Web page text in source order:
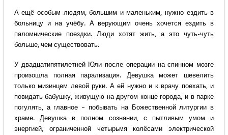
А ещё особым людям, большим и маленьким, нужно ездить в
больницу и на учёбу. А верующим очень хочется ездить в
паломнические поездки. Люди хотят жить, а это чуть-чуть
больше, чем существовать.
У двадцатипятилетней Юли после операции на спинном мозге
произошла полная парализация. Девушка может шевелить
только мизинцем левой руки. А ей нужно и к врачу поехать, и
повидать бабушку, живущую на другом конце города, и в парке
погулять, а главное – побывать на Божественной литургии в
храме. Девушка в полном сознании, с пытливым умом и
энергией, ограниченной четырьмя колёсами электрической